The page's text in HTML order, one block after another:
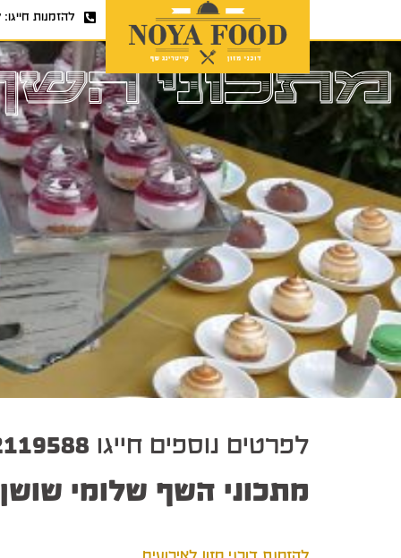
להזמנות חייגו:
מתכוני
לפרטים נוספים חייגו
מתכוני השף שלומי שושן